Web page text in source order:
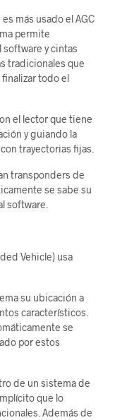
más usado el AGC
permite
software y cintas
tradicionales que
todo el
el lector que tiene
y guiando la
trayectorias fijas.
transponders de
se sabe su
software.
Vehicle) usa
su ubicación a
característicos.
se
por estos
de un sistema de
que lo
Además de